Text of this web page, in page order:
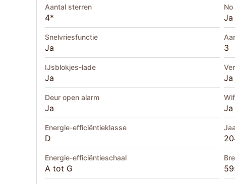
Aantal sterren
4* Ja
Snelvriesfunctie
Ja 3
IJsblokjes-lade
Ja Ja
Deur open alarm
Ja Ja
Energie-efficiëntieklasse
D
Energie-efficiëntieschaal
A tot G